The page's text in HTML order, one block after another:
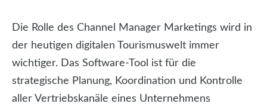
Die Rolle des Channel Manager Marketings wird in
der heutigen digitalen Tourismuswelt immer
wichtiger. Das Software-Tool ist für die
strategische Planung, Koordination und Kontrolle
aller Vertriebskanäle eines Unternehmens